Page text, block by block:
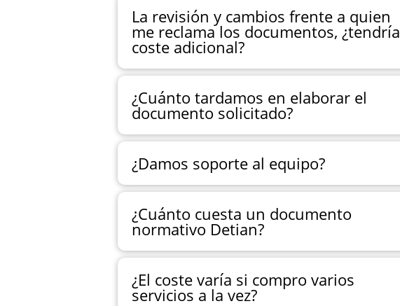
La revisión y cambios frente a quien
me reclama los documentos, ¿tendría
coste adicional?
¿Cuánto tardamos en elaborar el
documento solicitado?
¿Damos soporte al equipo?
¿Cuánto cuesta un documento
normativo Detian?
¿El coste varía si compro varios
servicios a la vez?